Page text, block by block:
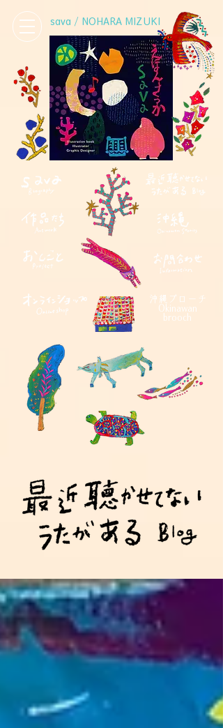
sava / NOHARA MIZUKI
沖縄ブローチ
Okinawan
brooch